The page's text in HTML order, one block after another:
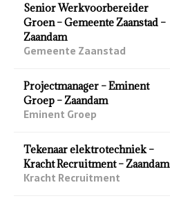
Senior Werkvoorbereider
Groen – Gemeente Zaanstad –
Zaandam
Gemeente Zaanstad
Projectmanager – Eminent
Groep – Zaandam
Eminent Groep
Tekenaar elektrotechniek –
Kracht Recruitment – Zaandam
Kracht Recruitment